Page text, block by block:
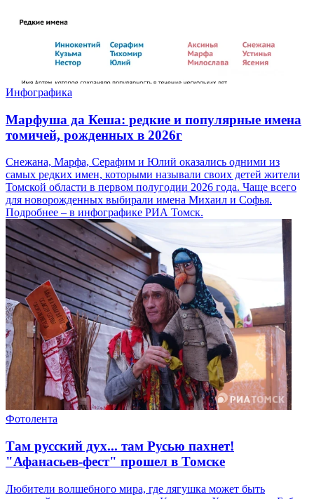
Инфографика
Марфуша да Кеша: редкие и популярные имена
томичей, рожденных в 2026г
Снежана, Марфа, Серафим и Юлий оказались одними из
самых редких имен, которыми называли своих детей жители
Томской области в первом полугодии 2026 года. Чаще всего
для новорожденных выбирали имена Михаил и Софья.
Подробнее – в инфографике РИА Томск.
Фотолента
Там русский дух... там Русью пахнет!
"Афанасьев-фест" прошел в Томске
Любители волшебного мира, где лягушка может быть